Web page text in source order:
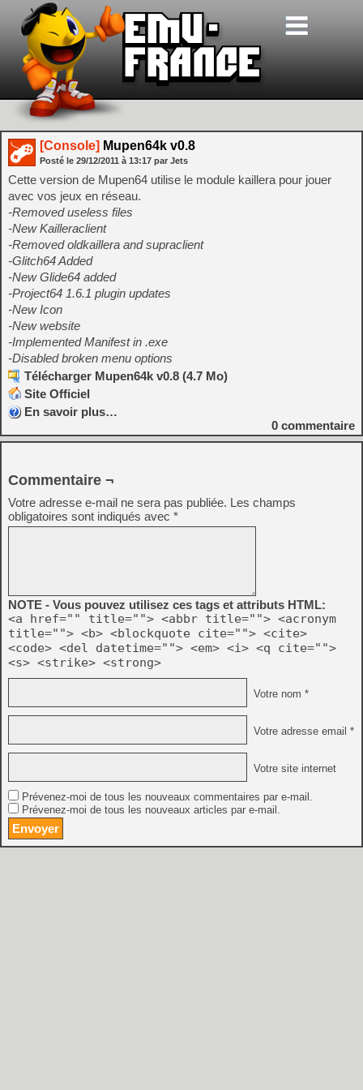
[Console] Mupen64k v0.8
Posté le 29/12/2011 à 13:17 par Jets
Cette version de Mupen64 utilise le module kaillera pour jouer
avec vos jeux en réseau.
-Removed useless files
-New Kailleraclient
-Removed oldkaillera and supraclient
-Glitch64 Added
-New Glide64 added
-Project64 1.6.1 plugin updates
-New Icon
-New website
-Implemented Manifest in .exe
-Disabled broken menu options
Télécharger Mupen64k v0.8 (4.7 Mo)
Site Officiel
En savoir plus…
0 commentaire
Commentaire ¬
Votre adresse e-mail ne sera pas publiée. Les champs
obligatoires sont indiqués avec *
NOTE - Vous pouvez utilisez ces tags et attributs HTML:
<a href="" title=""> <abbr title=""> <acronym
title=""> <b> <blockquote cite=""> <cite>
<code> <del datetime=""> <em> <i> <q cite="">
<s> <strike> <strong>
Votre nom *
Votre adresse email *
Votre site internet
Prévenez-moi de tous les nouveaux commentaires par e-mail.
Prévenez-moi de tous les nouveaux articles par e-mail.